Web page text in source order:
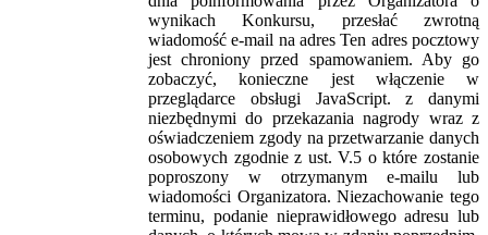
wynikach Konkursu, przesłać zwrotną
wiadomość e-mail na adresTen adres pocztowy
jest chroniony przed spamowaniem. Aby go
zobaczyć, konieczne jest włączenie w
przeglądarce obsługi JavaScript. z danymi
niezbędnymi do przekazania nagrody wraz z
oświadczeniem zgody na przetwarzanie danych
osobowych zgodnie z ust. V.5 o które zostanie
poproszony w otrzymanym e-mailu lub
wiadomości Organizatora. Niezachowanie tego
terminu, podanie nieprawidłowego adresu lub